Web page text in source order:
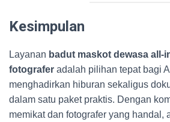
Kesimpulan
Layanan badut maskot dewasa all-
fotografer adalah pilihan tepat bagi
menghadirkan hiburan sekaligus
dalam satu paket praktis. Dengan
memikat dan fotografer yang handal,